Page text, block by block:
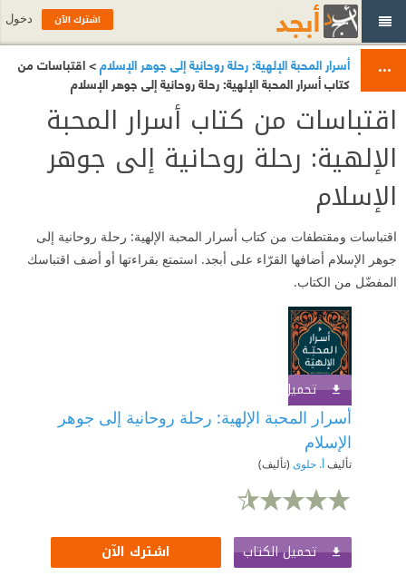
أسرار المحبة الإلهية: رحلة روحانية إلى جوهر الإسلام> اقتباسات من
كتاب أسرار المحبة الإلهية: رحلة روحانية إلى جوهر الإسلام
اقتباسات من كتاب أسرار المحبة
الإلهية: رحلة روحانية إلى جوهر
الإسلام
اقتباسات ومقتطفات من كتاب أسرار المحبة الإلهية: رحلة روحانية إلى
جوهر الإسلام أضافها القرّاء على أبجد. استمتع بقراءتها أو أضف اقتباسك
المفضّل من الكتاب.
تحميل الكتاب
أسرار المحبة الإلهية: رحلة روحانية إلى جوهر
الإسلام
تأليفأ. حلوى (تأليف)
تحميل الكتاب اشترك الآن
اشترك الآن دخول